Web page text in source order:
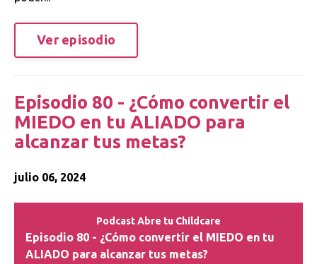
Ver episodio
Episodio 80 - ¿Cómo convertir el
MIEDO en tu ALIADO para
alcanzar tus metas?
julio 06, 2024